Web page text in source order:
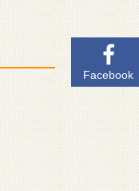
Facebook